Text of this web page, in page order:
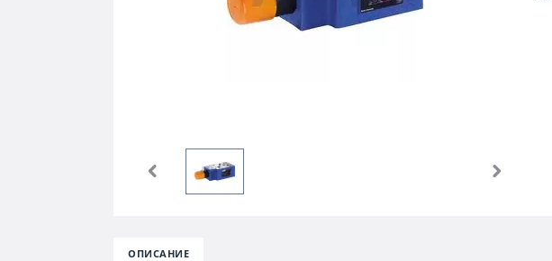
ОПИСАНИЕ